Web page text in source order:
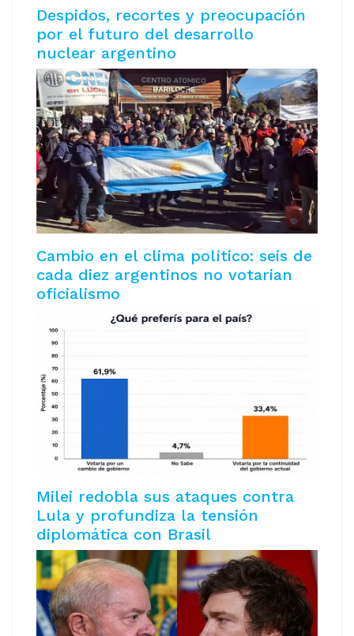
Despidos, recortes y preocupación
por el futuro del desarrollo
nuclear argentino
Cambio en el clima político: seis de
cada diez argentinos no votarian
oficialismo
Milei redobla sus ataques contra
Lula y profundiza la tensión
diplomática con Brasil